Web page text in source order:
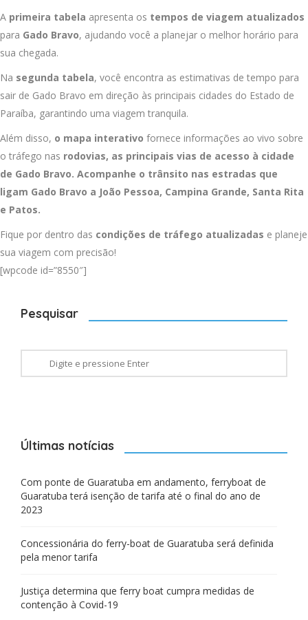
A primeira tabela apresenta os tempos de viagem atualizados
para Gado Bravo, ajudando você a planejar o melhor horário para
sua chegada.
Na segunda tabela, você encontra as estimativas de tempo para
sair de Gado Bravo em direção às principais cidades do Estado de
Paraíba, garantindo uma viagem tranquila.
Além disso, o mapa interativo fornece informações ao vivo sobre
o tráfego nas rodovias, as principais vias de acesso à cidade
de Gado Bravo. Acompanhe o trânsito nas estradas que
ligam Gado Bravo a João Pessoa, Campina Grande, Santa Rita
e Patos.
Fique por dentro das condições de tráfego atualizadas e planeje
sua viagem com precisão!
[wpcode id=”8550″]
Pesquisar
Últimas notícias
Com ponte de Guaratuba em andamento, ferryboat de
Guaratuba terá isenção de tarifa até o final do ano de
2023
Concessionária do ferry-boat de Guaratuba será definida
pela menor tarifa
Justiça determina que ferry boat cumpra medidas de
contenção à Covid-19